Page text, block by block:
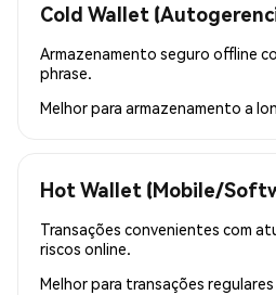
Cold Wallet
Armazenamento seguro offline
phrase.
Melhor para armazenamento a
Hot Wallet (Mobile/
Transações convenientes com
riscos online.
Melhor para transações regulares